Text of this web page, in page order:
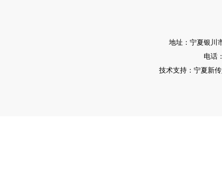
地址：宁夏银川
电话
技术支持：宁夏新